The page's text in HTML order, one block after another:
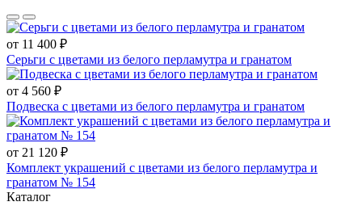
от 11 400 ₽
Серьги с цветами из белого перламутра и гранатом
от 4 560 ₽
Подвеска с цветами из белого перламутра и гранатом
от 21 120 ₽
Комплект украшений с цветами из белого перламутра и
гранатом № 154
Каталог